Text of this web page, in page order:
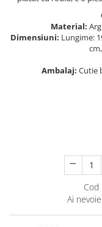
Material:
Dimensiuni: Lungime:
Ambalaj: Cutie
Cod
Ai